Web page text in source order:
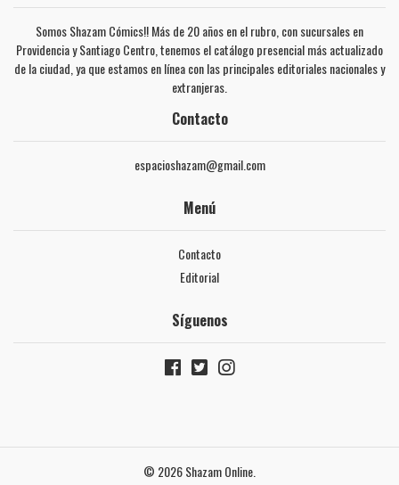
Somos Shazam Cómics!! Más de 20 años en el rubro, con sucursales en
Providencia y Santiago Centro, tenemos el catálogo presencial más actualizado
de la ciudad, ya que estamos en línea con las principales editoriales nacionales y
extranjeras.
Contacto
espacioshazam@gmail.com
Menú
Contacto
Editorial
Síguenos
© 2026 Shazam Online.